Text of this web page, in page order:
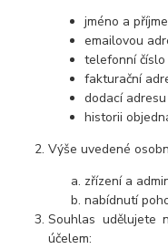
jméno a
emailovou
telefonní číslo
fakturační
dodací adresu
historii
Výše uvedené
zřízení a
nabídnutí
Souhlas udělujete
účelem: